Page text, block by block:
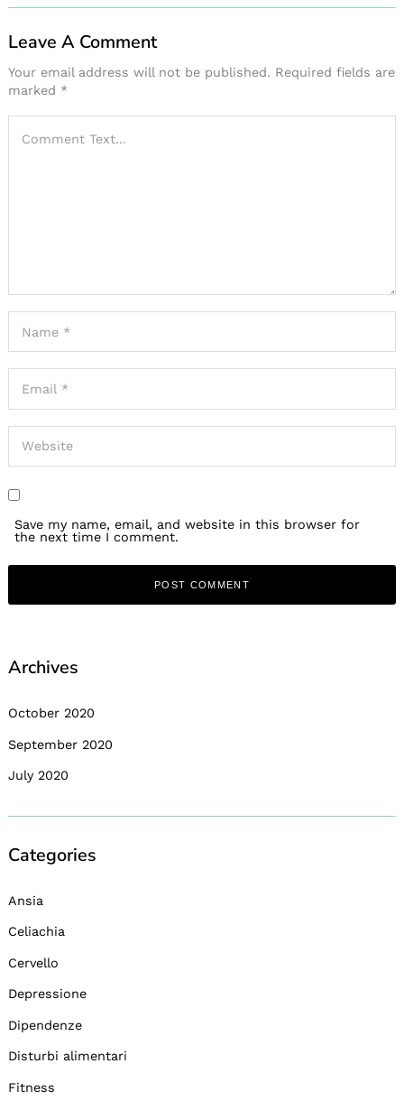
Leave A Comment
Your email address will not be published. Required fields are
marked *
Save my name, email, and website in this browser for
the next time I comment.
Archives
October 2020
September 2020
July 2020
Categories
Ansia
Celiachia
Cervello
Depressione
Dipendenze
Disturbi alimentari
Fitness